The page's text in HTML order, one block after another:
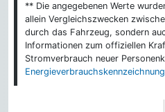
** Die angegebenen Werte
allein Vergleichszwecken
durch das Fahrzeug, sondern
Informationen zum offiziellen
Stromverbrauch neuer